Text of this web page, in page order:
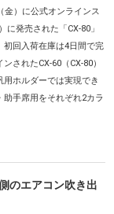
金）に公式オンラインス
に発売された「CX-80」
初回入荷在庫は4日間で完
されたCX-60（CX-80）
ホルダーでは実現でき
手席用をそれぞれ2カラ
のエアコン吹き出